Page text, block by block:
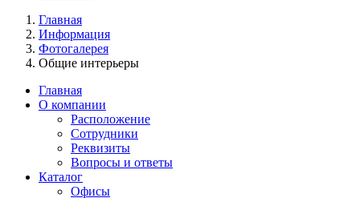
Главная
Информация
Фотогалерея
Общие интерьеры
Главная
О компании
Расположение
Сотрудники
Реквизиты
Вопросы и ответы
Каталог
Офисы